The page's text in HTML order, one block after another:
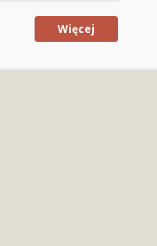
Więcej